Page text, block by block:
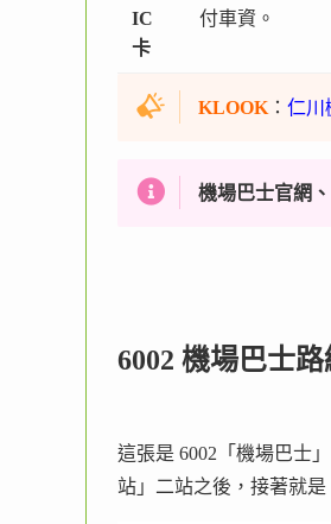
IC
卡
付車資。
KLOOK ： 仁川
機場巴士官網
6002 機場巴士路
這張是 6002「機場巴士
站」二站之後，接著就